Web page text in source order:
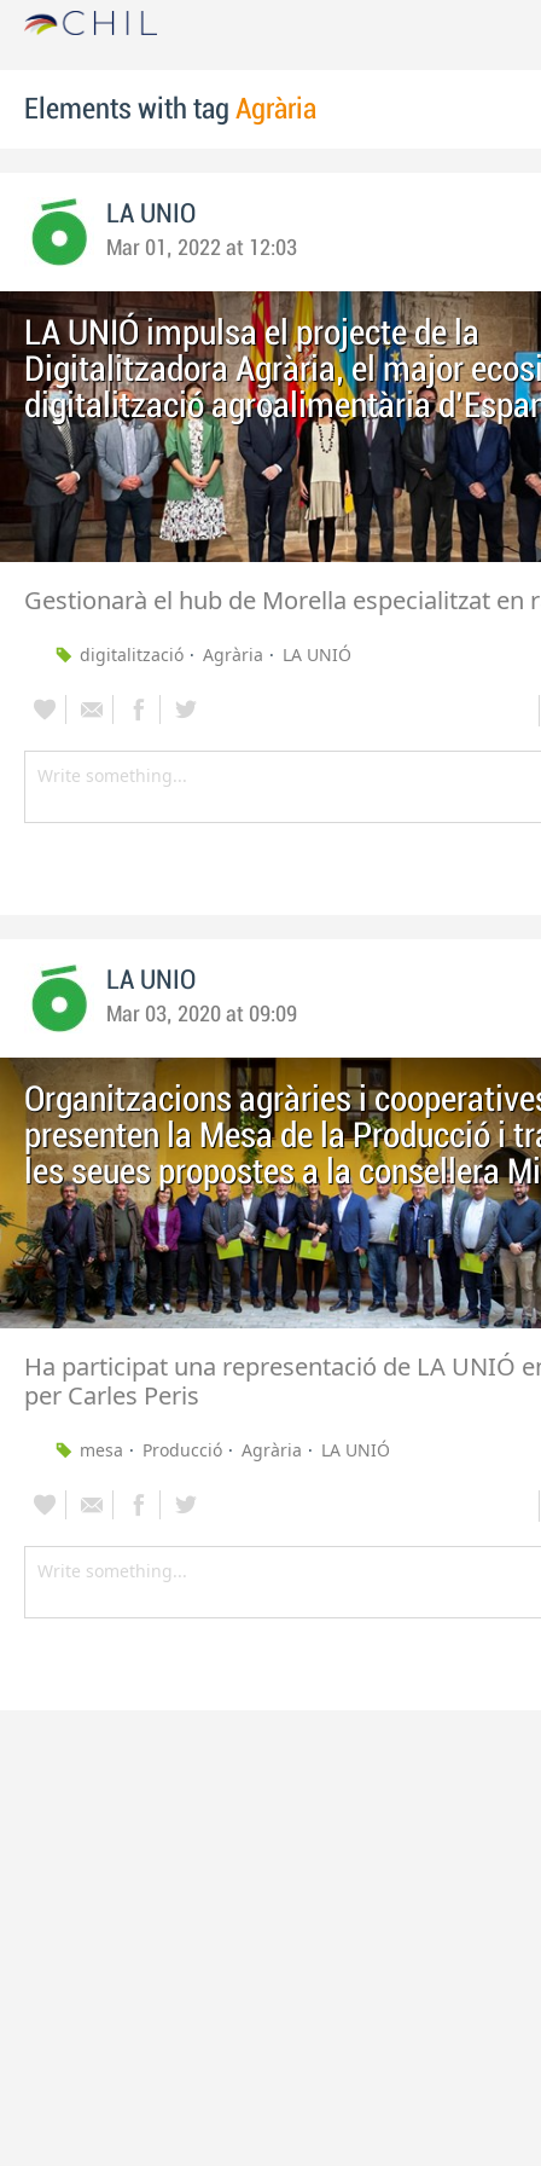
Elements with tag Agrària
LA UNIO
Mar 01, 2022 at 12:03
LA UNIÓ impulsa el projecte de la
Digitalitzadora Agrària, el major
digitalització agroalimentària
Gestionarà el hub de Morella especialitzat en
digitalització Agrària LA UNIÓ
LA UNIO
Mar 03, 2020 at 09:09
Organitzacions agràries i
presenten la Mesa de la Producció i
les seues propostes a la consellera
Ha participat una representació de LA UNIÓ
per Carles Peris
mesa Producció Agrària LA UNIÓ